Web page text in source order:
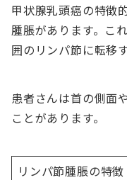
甲状腺乳頭癌の特徴
腫脹があります。こ
囲のリンパ節に転移
患者さんは首の側面
ことがあります。
リンパ節腫脹の特徴